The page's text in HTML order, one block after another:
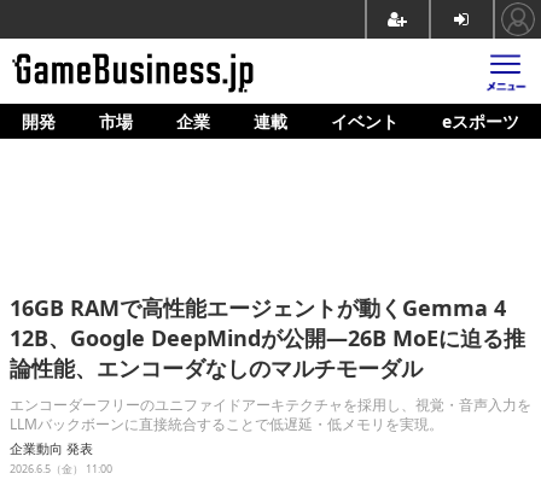
ホーム
企業動向
人材育成
産業政策
連載
開発 市場 企業 連載 イベント eスポーツ
16GB RAMで高性能エージェントが動くGemma 4
12B、Google DeepMindが公開―26B MoEに迫る推
論性能、エンコーダなしのマルチモーダル
エンコーダーフリーのユニファイドアーキテクチャを採用し、視覚・音声入力を
LLMバックボーンに直接統合することで低遅延・低メモリを実現。
企業動向 発表
2026.6.5（金） 11:00